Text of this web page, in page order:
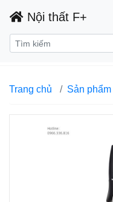
Nội thất F+
Trang chủ Sản phẩm